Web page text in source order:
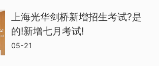
考生：初三应届生）
上海光华剑桥新增招生考试?是
的!新增七月考试!
05-21